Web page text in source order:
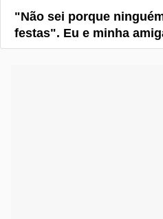
"Não sei porque
festas". Eu e minha